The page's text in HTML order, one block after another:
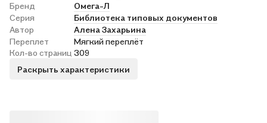
Бренд
Омега-Л
Серия
Библиотека типовых документов
Автор
Алена Захарьина
Переплет
Мягкий переплёт
Кол-во страниц 309
Раскрыть характеристики